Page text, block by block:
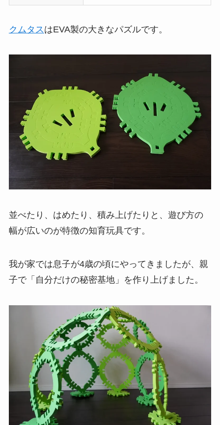
クムタス はEVA製の大きなパズルです。
並べたり、はめたり、積み上げたりと、遊び方の
幅が広いのが特徴の知育玩具です。
我が家では息子が4歳の頃にやってきましたが、親
子で「自分だけの秘密基地」を作り上げました。